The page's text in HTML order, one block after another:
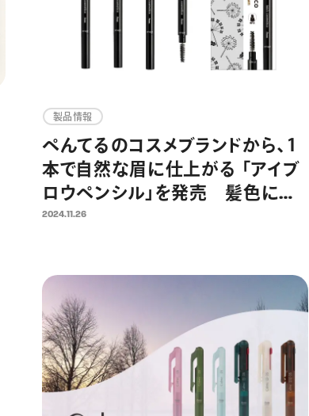
製品情報
ぺんてるのコスメブランドから、1
本で自然な眉に仕上がる 「アイブ
ロウペンシル」を発売 髪色に合
うライトブラウン、オリーブブラウ
2024.11.26